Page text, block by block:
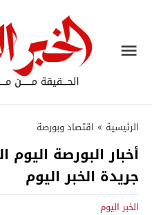
الرئيسية » اقتصاد وبورصة
جريدة الخبر اليوم
الخبر اليوم